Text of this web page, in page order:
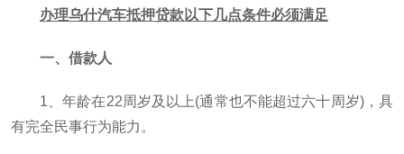
办理乌什汽车抵押贷款以下几点条件必须满足
一、借款人
1、年龄在22周岁及以上(通常也不能超过六十周岁)，具
有完全民事行为能力。